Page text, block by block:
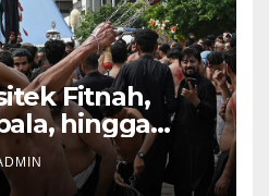
Fitnah,
hingga
sekte serta